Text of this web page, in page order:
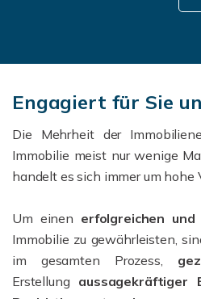
Engagiert für Sie
Die Mehrheit der
Immobilie meist nur wenige
handelt es sich immer um hohe
Um einen erfolgreichen
Immobilie zu gewährleisten,
im gesamten Prozess,
Erstellung aussagekräftiger